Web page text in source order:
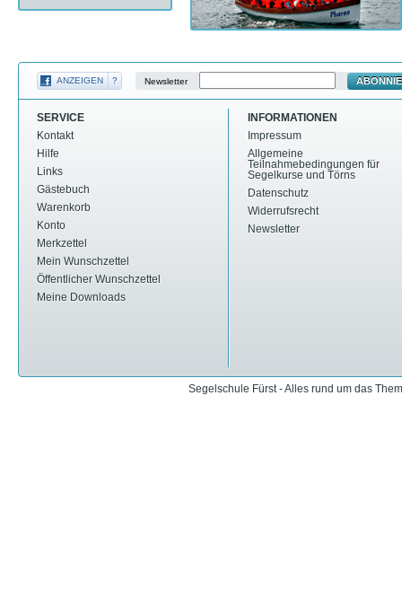
ANZEIGEN ? Newsletter
SERVICE
Kontakt
Hilfe
Links
Gästebuch
Warenkorb
Konto
Merkzettel
Mein Wunschzettel
Öffentlicher Wunschzettel
Meine Downloads
INFORMATIONEN
Impressum
Allgemeine
Teilnahmebedingungen für
Segelkurse und Törns
Datenschutz
Widerrufsrecht
Newsletter
Segelschule Fürst - Alles rund um das